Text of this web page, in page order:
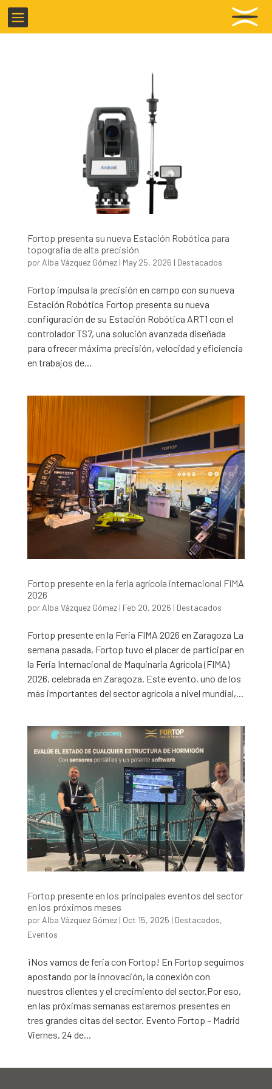

Fortop presenta su nueva Estación Robótica para
topografía de alta precisión
por Alba Vázquez Gómez| May 25, 2026 | Destacados
Fortop impulsa la precisión en campo con su nueva
Estación Robótica Fortop presenta su nueva
configuración de su Estación Robótica ART1 con el
controlador TS7, una solución avanzada diseñada
para ofrecer máxima precisión, velocidad y eficiencia
en trabajos de...
Fortop presente en la feria agrícola internacional FIMA
2026
por Alba Vázquez Gómez| Feb 20, 2026 | Destacados
Fortop presente en la Feria FIMA 2026 en Zaragoza La
semana pasada, Fortop tuvo el placer de participar en
la Feria Internacional de Maquinaria Agrícola (FIMA)
2026, celebrada en Zaragoza. Este evento, uno de los
más importantes del sector agrícola a nivel mundial,...
Fortop presente en los principales eventos del sector
en los próximos meses
por Alba Vázquez Gómez| Oct 15, 2025 | Destacados,
Eventos
¡Nos vamos de feria con Fortop! En Fortop seguimos
apostando por la innovación, la conexión con
nuestros clientes y el crecimiento del sector.Por eso,
en las próximas semanas estaremos presentes en
tres grandes citas del sector. Evento Fortop – Madrid
Viernes, 24 de...